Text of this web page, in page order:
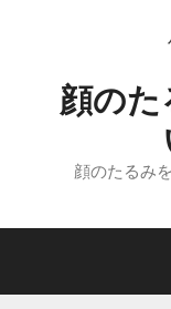
顔の
顔のたるみ